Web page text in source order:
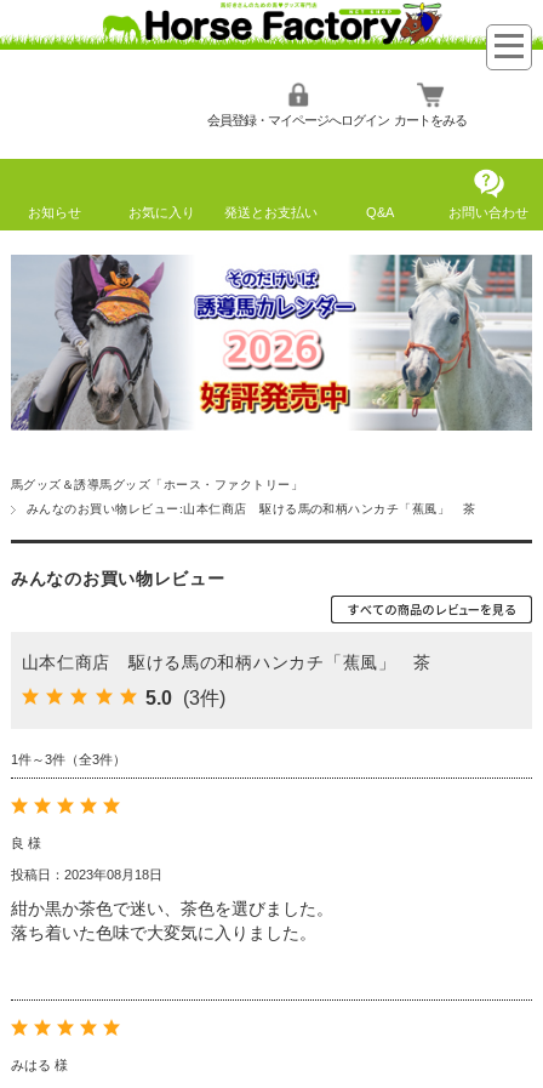
会員登録・マイページへログイン カートをみる
お知らせ お気に入り 発送とお支払い Q&A お問い合わせ
馬グッズ＆誘導馬グッズ「ホース・ファクトリー」
みんなのお買い物レビュー:山本仁商店 駆ける馬の和柄ハンカチ「蕉風」 茶
みんなのお買い物レビュー
山本仁商店 駆ける馬の和柄ハンカチ「蕉風」 茶
5.0 (3件)
1件～3件（全3件）
良 様
投稿日：2023年08月18日
紺か黒か茶色で迷い、茶色を選びました。
落ち着いた色味で大変気に入りました。
みはる 様